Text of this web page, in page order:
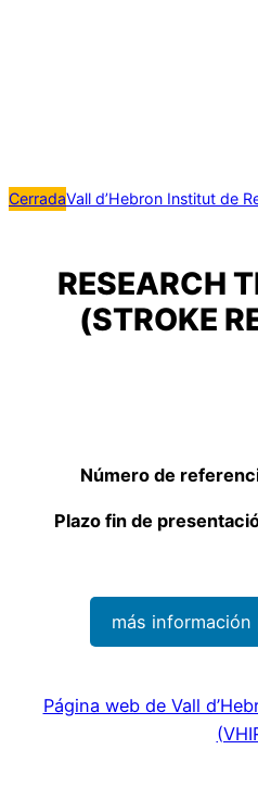
CerradaVall d’Hebron Institut de
RESEARCH
(STROKE
Número de
Plazo fin de
más información
Página web de Vall